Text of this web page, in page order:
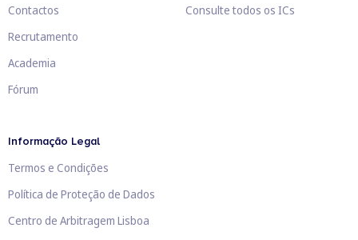
Contactos
Recrutamento
Academia
Fórum
Consulte todos os ICs
Informação Legal
Termos e Condições
Política de Proteção de Dados
Centro de Arbitragem Lisboa